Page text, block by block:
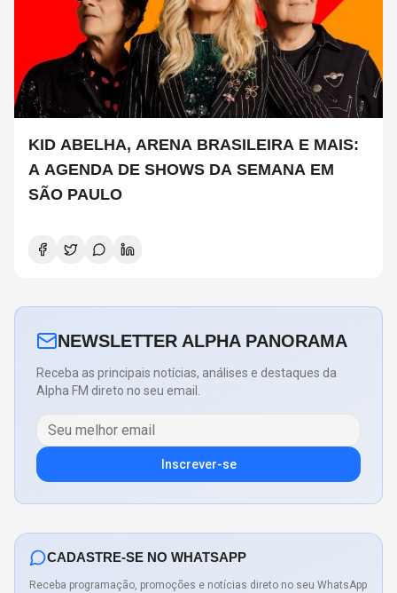
KID ABELHA, ARENA BRASILEIRA E MAIS:
A AGENDA DE SHOWS DA SEMANA EM
SÃO PAULO
NEWSLETTER ALPHA PANORAMA
Receba as principais notícias, análises e destaques da
Alpha FM direto no seu email.
Inscrever-se
CADASTRE-SE NO WHATSAPP
Receba programação, promoções e notícias direto no seu WhatsApp